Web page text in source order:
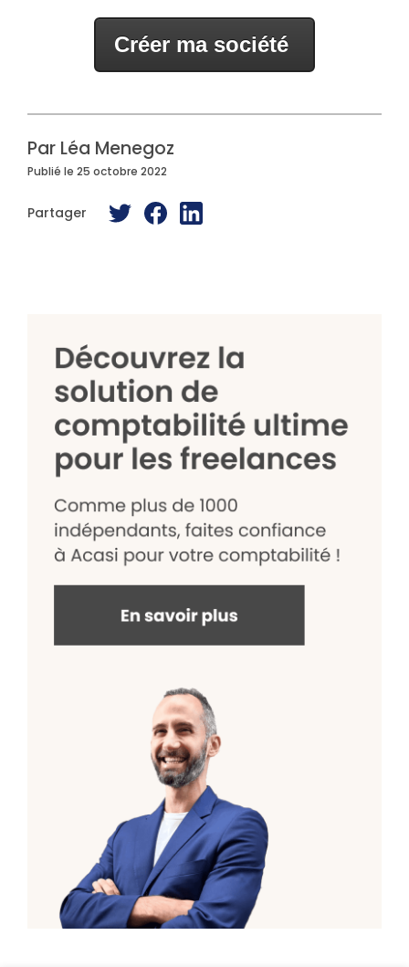
Créer ma société
Par Léa Menegoz
Publié le 25 octobre 2022
Partager